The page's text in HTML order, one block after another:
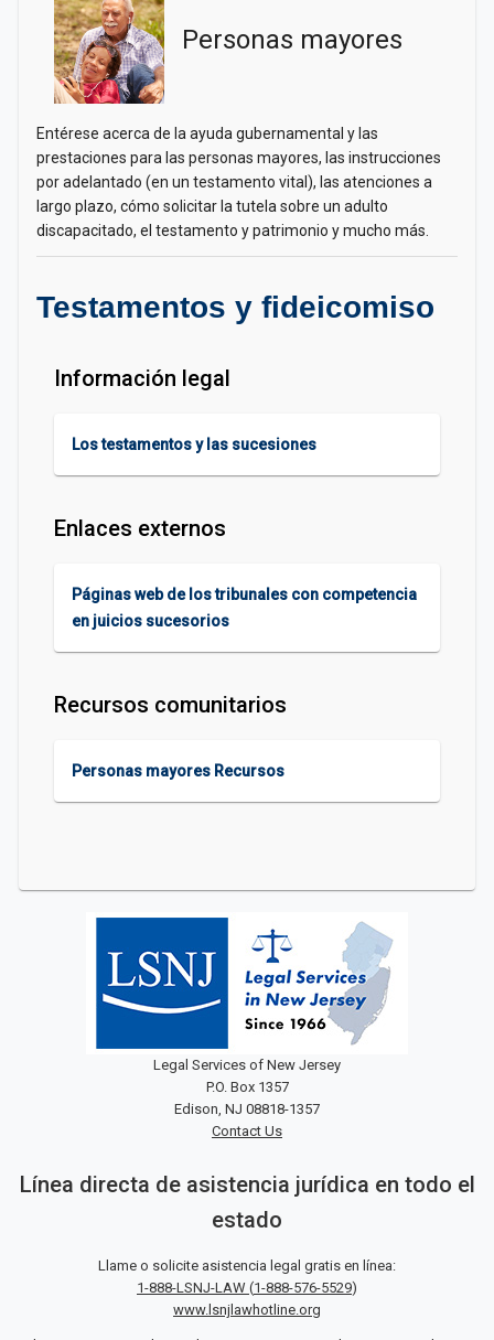
Personas mayores
Entérese acerca de la ayuda gubernamental y las
prestaciones para las personas mayores, las instrucciones
por adelantado (en un testamento vital), las atenciones a
largo plazo, cómo solicitar la tutela sobre un adulto
discapacitado, el testamento y patrimonio y mucho más.
Testamentos y fideicomiso
Información legal
Los testamentos y las sucesiones
Enlaces externos
Páginas web de los tribunales con competencia
en juicios sucesorios
Recursos comunitarios
Personas mayores Recursos
Legal Services of New Jersey
P.O. Box 1357
Edison, NJ 08818-1357
Contact Us
Línea directa de asistencia jurídica en todo el
estado
Llame o solicite asistencia legal gratis en línea:
1-888-LSNJ-LAW (1-888-576-5529)
www.lsnjlawhotline.org